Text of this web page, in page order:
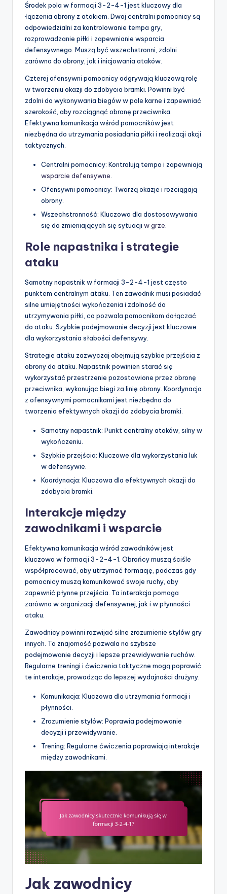
Środek pola w formacji 3-2-4-1 jest kluczowy dla
łączenia obrony z atakiem. Dwaj centralni pomocnicy są
odpowiedzialni za kontrolowanie tempa gry,
rozprowadzanie piłki i zapewnianie wsparcia
defensywnego. Muszą być wszechstronni, zdolni
zarówno do obrony, jak i inicjowania ataków.
Czterej ofensywni pomocnicy odgrywają kluczową rolę
w tworzeniu okazji do zdobycia bramki. Powinni być
zdolni do wykonywania biegów w pole karne i zapewniać
szerokość, aby rozciągnąć obronę przeciwnika.
Efektywna komunikacja wśród pomocników jest
niezbędna do utrzymania posiadania piłki i realizacji akcji
taktycznych.
Centralni pomocnicy: Kontrolują tempo i zapewniają
wsparcie defensywne
Ofensywni pomocnicy: Tworzą okazje i rozciągają
obrony.
Wszechstronność: Kluczowa dla dostosowywania
się do zmieniających się sytuacji w grze
Role napastnika i strategie
ataku
Samotny napastnik w formacji 3-2-4-1 jest często
punktem centralnym ataku. Ten zawodnik musi posiadać
silne umiejętności wykończenia i zdolność do
utrzymywania piłki, co pozwala pomocnikom dołączać
do ataku. Szybkie podejmowanie decyzji jest kluczowe
dla wykorzystania słabości defensywy.
Strategie ataku zazwyczaj obejmują szybkie przejścia z
obrony do ataku. Napastnik powinien starać się
wykorzystać przestrzenie pozostawione przez obronę
przeciwnika, wykonując biegi za linię obrony. Koordynacja
z ofensywnymi pomocnikami jest niezbędna do
tworzenia efektywnych okazji do zdobycia bramki.
Samotny napastnik: Punkt centralny ataków, silny w
wykończeniu.
Szybkie przejścia: Kluczowe dla wykorzystania luk
w defensywie.
Koordynacja: Kluczowa dla efektywnych okazji do
zdobycia bramki.
Interakcje między
zawodnikami i wsparcie
Efektywna komunikacja wśród zawodników jest
kluczowa w formacji 3-2-4-1. Obrońcy muszą ściśle
współpracować, aby utrzymać formację, podczas gdy
pomocnicy muszą komunikować swoje ruchy, aby
zapewnić płynne przejścia. Ta interakcja pomaga
zarówno w organizacji defensywnej, jak i w płynności
ataku.
Zawodnicy powinni rozwijać silne zrozumienie stylów gry
innych. Ta znajomość pozwala na szybsze
podejmowanie decyzji i lepsze przewidywanie ruchów.
Regularne treningi i ćwiczenia taktyczne mogą poprawić
te interakcje, prowadząc do lepszej wydajności drużyny.
Komunikacja: Kluczowa dla utrzymania formacji i
płynności.
Zrozumienie stylów: Poprawia podejmowanie
decyzji i przewidywanie.
Trening: Regularne ćwiczenia poprawiają interakcje
między zawodnikami.
Jak zawodnicy